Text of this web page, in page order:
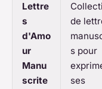
Lettre
s
d'Amo
ur
Manu
scrite
de
s pour
ses